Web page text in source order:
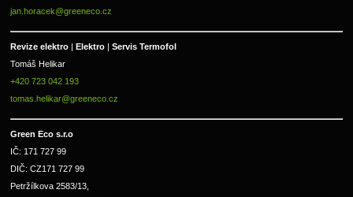
jan.horacek@greeneco.cz
Revize elektro | Elektro | Servis Termofol
Tomáš Helikar
+420 723 042 193
tomas.helikar@greeneco.cz
Green Eco s.r.o
IČ: 171 727 99
DIČ: CZ171 727 99
Petržílkova 2583/13,